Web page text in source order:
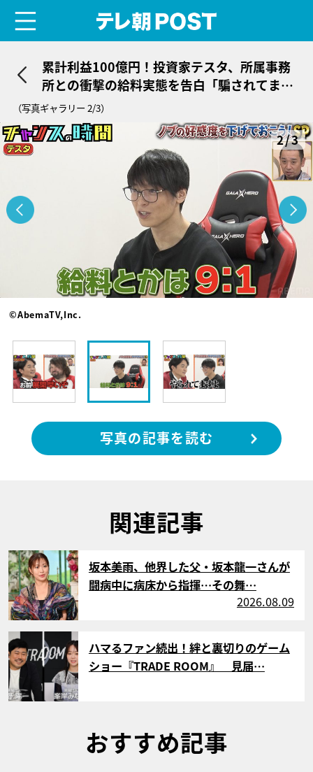
累計利益100億円！投資家テスタ、所属事務
所との衝撃の給料実態を告白「騙されてませ
ん？」
（写真ギャラリー 2/3）
2/3
©AbemaTV,Inc.
写真の記事を読む
関連記事
サムネイル
坂本美雨、他界した父・坂本龍一さんが
闘病中に病床から指揮…その舞…
2026.08.09
サムネイル
ハマるファン続出！絆と裏切りのゲーム
ショー『TRADE ROOM』 見届…
おすすめ記事